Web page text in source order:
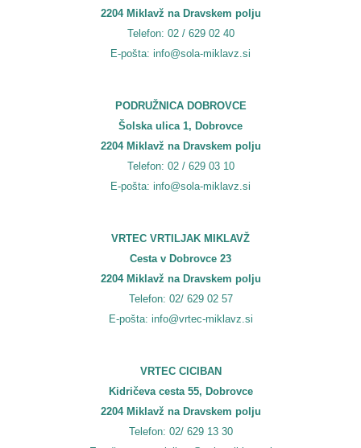
2204 Miklavž na Dravskem polju
Telefon: 02 / 629 02 40
E-pošta: info@sola-miklavz.si
PODRUŽNICA DOBROVCE
Šolska ulica 1, Dobrovce
2204 Miklavž na Dravskem polju
Telefon: 02 / 629 03 10
E-pošta: info@sola-miklavz.si
VRTEC VRTILJAK MIKLAVŽ
Cesta v Dobrovce 23
2204 Miklavž na Dravskem polju
Telefon: 02/ 629 02 57
E-pošta: info@vrtec-miklavz.si
VRTEC CICIBAN
Kidričeva cesta 55, Dobrovce
2204 Miklavž na Dravskem polju
Telefon: 02/ 629 13 30